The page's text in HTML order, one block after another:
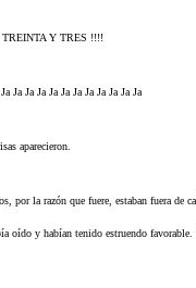
TREINTA Y TRES !!!!
Ja Ja Ja Ja Ja Ja Ja Ja Ja Ja Ja
aparecieron.
por la razón que fuere, estaban fuera de
oído y habían tenido estruendo